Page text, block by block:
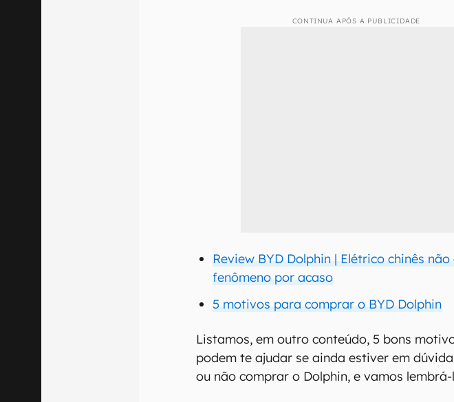
CONTINUA APÓS A PUBLICIDADE
Review BYD Dolphin | Elétrico chinês não
fenômeno por acaso
5 motivos para comprar o BYD Dolphin
Listamos, em outro conteúdo, 5 bons
podem te ajudar se ainda estiver em
ou não comprar o Dolphin, e vamos